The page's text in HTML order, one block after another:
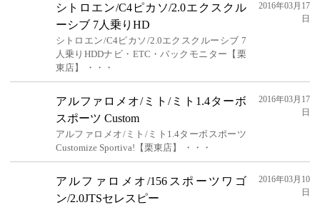
シトロエン/C4ピカソ/2.0エクスクル
ーシブ 7人乗りHD
シトロエン/C4ピカソ/2.0エクスクルーシブ 7
人乗りHDDナビ・ETC・バックモニター【栗
東店】 ・・・
2016年03月17
日
アルファロメオ/ミト/ミト1.4ターボ
スポーツ Custom
アルファロメオ/ミト/ミト1.4ターボスポーツ
Customize Sportiva!【栗東店】 ・・・
2016年03月17
日
アルファロメオ/156スポーツワゴ
ン/2.0JTSセレスピー
2016年03月10
日